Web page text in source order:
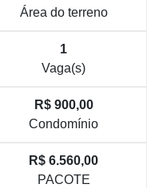
Área do terreno
1
Vaga(s)
R$ 900,00
Condomínio
R$ 6.560,00
PACOTE